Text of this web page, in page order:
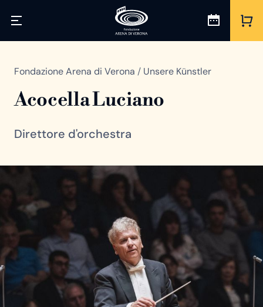
Fondazione Arena di Verona / Unsere Künstler
Acocella Luciano
Direttore d'orchestra